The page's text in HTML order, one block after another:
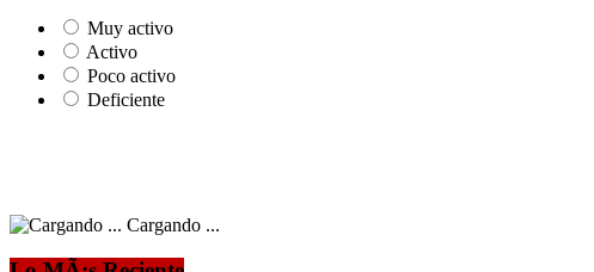
Muy activo
Activo
Poco activo
Deficiente
Cargando ...